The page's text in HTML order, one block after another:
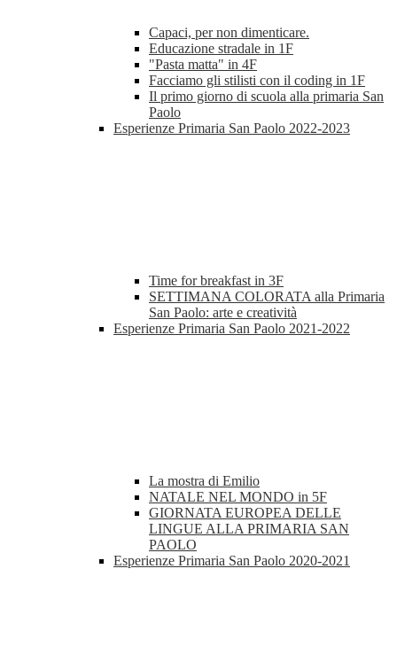
Capaci, per non dimenticare.
Educazione stradale in 1F
"Pasta matta" in 4F
Facciamo gli stilisti con il coding in 1F
Il primo giorno di scuola alla primaria San
Paolo
Esperienze Primaria San Paolo 2022-2023
Time for breakfast in 3F
SETTIMANA COLORATA alla Primaria
San Paolo: arte e creatività
Esperienze Primaria San Paolo 2021-2022
La mostra di Emilio
NATALE NEL MONDO in 5F
GIORNATA EUROPEA DELLE
LINGUE ALLA PRIMARIA SAN
PAOLO
Esperienze Primaria San Paolo 2020-2021